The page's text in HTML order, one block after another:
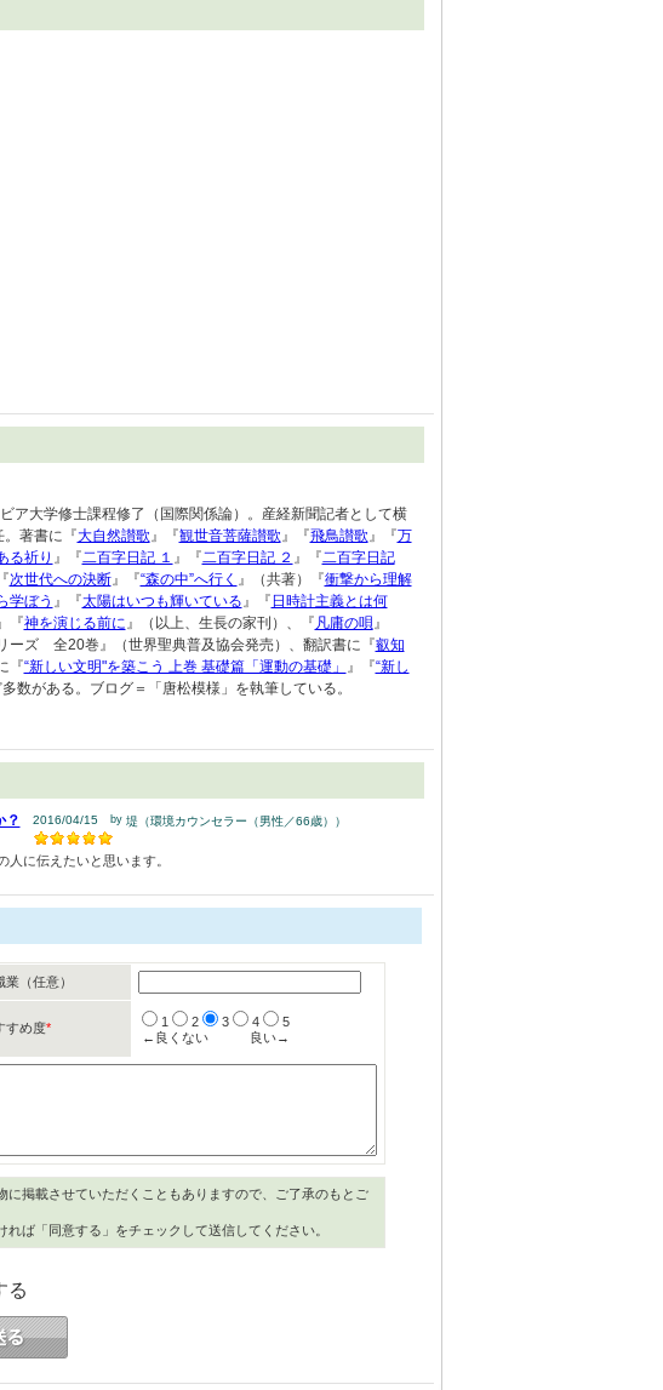
ア大学修士課程修了（国際関係論）。産経新聞記者として横
著書に『大自然讃歌』『観世音菩薩讃歌』『飛鳥讃歌』『万
る祈り 』『二百字日記 １ 』『二百字日記 ２ 』『二百字日記
次世代への決断』『“森の中”へ行く 』（共著）『衝撃から理解
学ぼう 』『太陽はいつも輝いている』『 日時計主義とは何
『神を演じる前に』（以上、生長の家刊）、『凡庸の唄』
ーズ 全20巻』（世界聖典普及協会発売）、翻訳書に『叡知
『“新しい文明"を築こう 上巻 基礎篇「運動の基礎」 』『“新し
数がある。ブログ＝「唐松模様」を執筆している。
？ 2016/04/15 by 堤（環境カウンセラー（男性／66歳））
に伝えたいと思います。
業（任意）
すめ度* 1 2 3 4
5
←良くない
良い→
掲載させていただくこともありますので、ご了承のもとご
れば「同意する」をチェックして送信してください。
る